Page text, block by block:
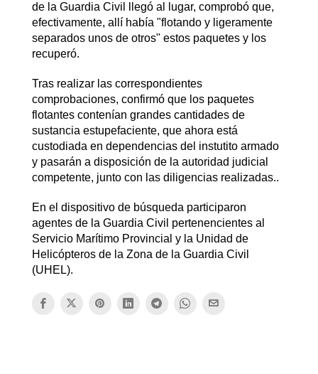
de la Guardia Civil llegó al lugar, comprobó que,
efectivamente, allí había "flotando y ligeramente
separados unos de otros" estos paquetes y los
recuperó.
Tras realizar las correspondientes
comprobaciones, confirmó que los paquetes
flotantes contenían grandes cantidades de
sustancia estupefaciente, que ahora está
custodiada en dependencias del instutito armado
y pasarán a disposición de la autoridad judicial
competente, junto con las diligencias realizadas..
En el dispositivo de búsqueda participaron
agentes de la Guardia Civil pertenencientes al
Servicio Marítimo Provincial y la Unidad de
Helicópteros de la Zona de la Guardia Civil
(UHEL).